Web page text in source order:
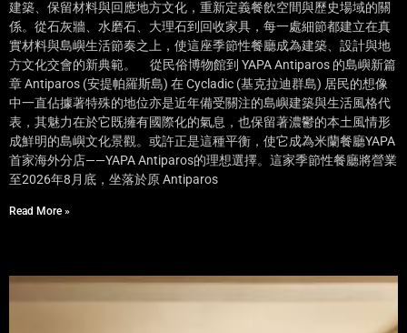
建築、保留材料與回應地方文化，重新定義餐飲空間與歷史場域的關
係。從石灰牆、水磨石、大理石到回收家具，每一處細節都建立在真
實材料與島嶼生活節奏之上，使這座季節性餐廳成為建築、設計與地
方文化交會的新典範。 從民俗博物館到 YAPA Antiparos 的島嶼新篇
章 Antiparos (安提帕羅斯島) 在 Cycladic (基克拉迪群島) 居民的想像
中一直佔據著特殊的地位亦是近年備受關注的島嶼建築與生活風格代
表，其魅力在於它既擁有國際化的氣息，也保留著濃鬱的本土風情形
成鮮明的島嶼文化景觀。或許正是這種平衡，使它成為米蘭餐廳YAPA
首家海外分店——YAPA Antiparos的理想選擇。這家季節性餐廳將營業
至2026年8月底，坐落於原 Antiparos
Read More »